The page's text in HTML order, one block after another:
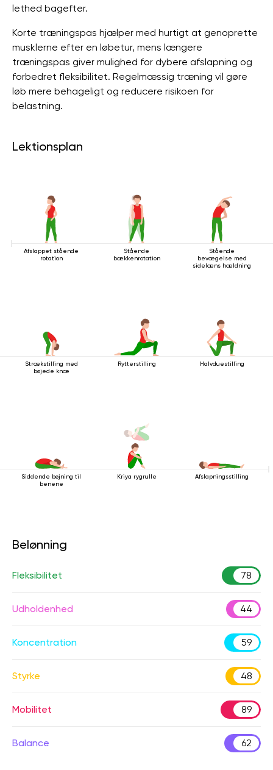
lethed bagefter.
Korte træningspas hjælper med hurtigt at genoprette
musklerne efter en løbetur, mens længere
træningspas giver mulighed for dybere afslapning og
forbedret fleksibilitet. Regelmæssig træning vil gøre
løb mere behageligt og reducere risikoen for
belastning.
Lektionsplan
Afslappet stående
rotation
Stående
bækkenrotation
Stående
bevægelse med
sidelæns hældning
Strækstilling med
bøjede knæ
Rytterstilling Halvduestilling
Siddende bøjning til
benene
Kriya rygrulle Afslapningsstilling
Belønning
Fleksibilitet 78
Udholdenhed 44
Koncentration 59
Styrke 48
Mobilitet 89
Balance 62